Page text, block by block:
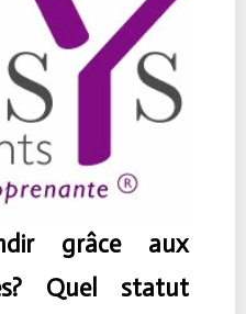
grâce aux
Quel statut